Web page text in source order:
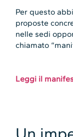
Per questo
proposte
nelle sedi
chiamato
Leggi il